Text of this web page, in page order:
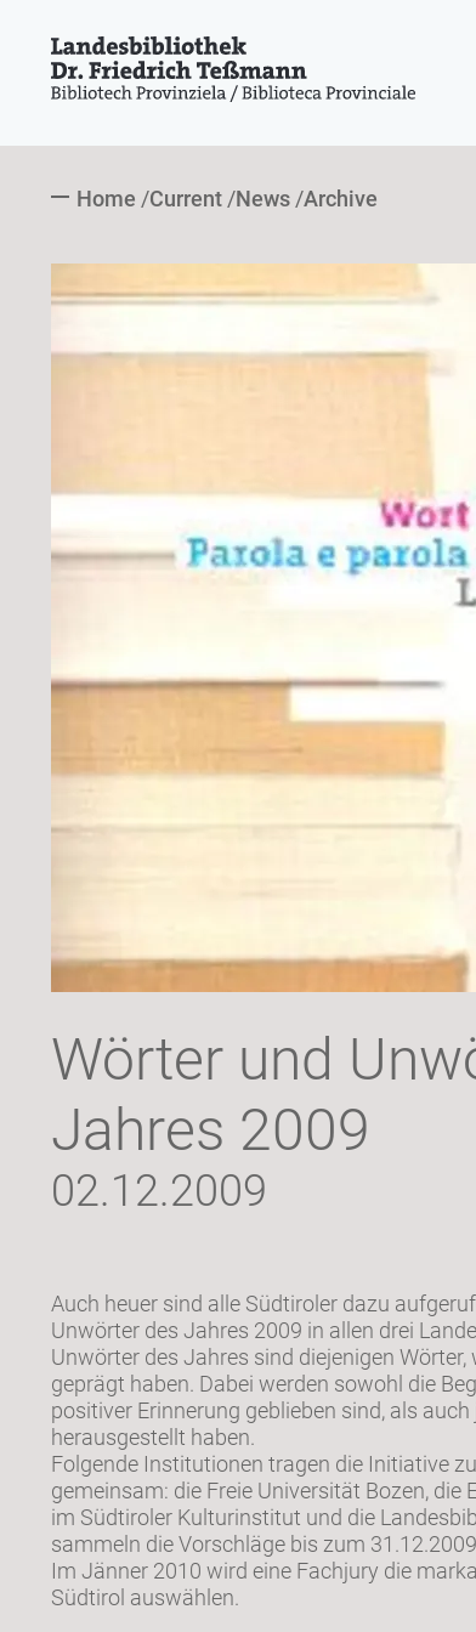
Home Current News Archive
Wörter und
Jahres 2009
02.12.2009
Auch heuer sind alle Südtiroler dazu
Unwörter des Jahres 2009 in allen drei
Unwörter des Jahres sind diejenigen
geprägt haben. Dabei werden sowohl die
positiver Erinnerung geblieben sind, als
herausgestellt haben.
Folgende Institutionen tragen die Initiative
gemeinsam: die Freie Universität Bozen, die
im Südtiroler Kulturinstitut und die
sammeln die Vorschläge bis zum
Im Jänner 2010 wird eine Fachjury die
Südtirol auswählen.